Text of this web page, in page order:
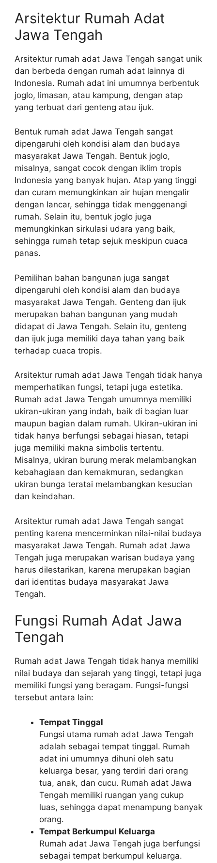
Arsitektur Rumah Adat
Jawa Tengah
Arsitektur rumah adat Jawa Tengah sangat unik
dan berbeda dengan rumah adat lainnya di
Indonesia. Rumah adat ini umumnya berbentuk
joglo, limasan, atau kampung, dengan atap
yang terbuat dari genteng atau ijuk.
Bentuk rumah adat Jawa Tengah sangat
dipengaruhi oleh kondisi alam dan budaya
masyarakat Jawa Tengah. Bentuk joglo,
misalnya, sangat cocok dengan iklim tropis
Indonesia yang banyak hujan. Atap yang tinggi
dan curam memungkinkan air hujan mengalir
dengan lancar, sehingga tidak menggenangi
rumah. Selain itu, bentuk joglo juga
memungkinkan sirkulasi udara yang baik,
sehingga rumah tetap sejuk meskipun cuaca
panas.
Pemilihan bahan bangunan juga sangat
dipengaruhi oleh kondisi alam dan budaya
masyarakat Jawa Tengah. Genteng dan ijuk
merupakan bahan bangunan yang mudah
didapat di Jawa Tengah. Selain itu, genteng
dan ijuk juga memiliki daya tahan yang baik
terhadap cuaca tropis.
Arsitektur rumah adat Jawa Tengah tidak hanya
memperhatikan fungsi, tetapi juga estetika.
Rumah adat Jawa Tengah umumnya memiliki
ukiran-ukiran yang indah, baik di bagian luar
maupun bagian dalam rumah. Ukiran-ukiran ini
tidak hanya berfungsi sebagai hiasan, tetapi
juga memiliki makna simbolis tertentu.
Misalnya, ukiran burung merak melambangkan
kebahagiaan dan kemakmuran, sedangkan
ukiran bunga teratai melambangkan kesucian
dan keindahan.
Arsitektur rumah adat Jawa Tengah sangat
penting karena mencerminkan nilai-nilai budaya
masyarakat Jawa Tengah. Rumah adat Jawa
Tengah juga merupakan warisan budaya yang
harus dilestarikan, karena merupakan bagian
dari identitas budaya masyarakat Jawa
Tengah.
Fungsi Rumah Adat Jawa
Tengah
Rumah adat Jawa Tengah tidak hanya memiliki
nilai budaya dan sejarah yang tinggi, tetapi juga
memiliki fungsi yang beragam. Fungsi-fungsi
tersebut antara lain:
Tempat Tinggal
Fungsi utama rumah adat Jawa Tengah
adalah sebagai tempat tinggal. Rumah
adat ini umumnya dihuni oleh satu
keluarga besar, yang terdiri dari orang
tua, anak, dan cucu. Rumah adat Jawa
Tengah memiliki ruangan yang cukup
luas, sehingga dapat menampung banyak
orang.
Tempat Berkumpul Keluarga
Rumah adat Jawa Tengah juga berfungsi
sebagai tempat berkumpul keluarga.